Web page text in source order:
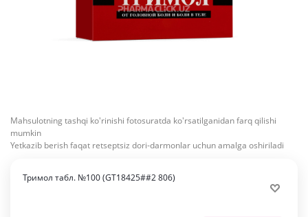
Mahsulotning tashqi ko'rinishi fotosuratda ko'rsatilganidan farq qilishi
mumkin
Yetkazib berish faqat retseptsiz dori-darmonlar uchun amalga oshiriladi
Тримол табл. №100 (GT18425##2 806)